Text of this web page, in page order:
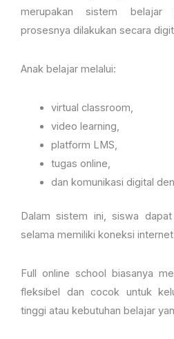
merupakan sistem belajar
prosesnya dilakukan secara
Anak belajar melalui:
virtual classroom,
video learning,
platform LMS,
tugas online,
dan komunikasi digital
Dalam sistem ini, siswa
selama memiliki koneksi
Full online school biasanya
fleksibel dan cocok untuk
tinggi atau kebutuhan belajar